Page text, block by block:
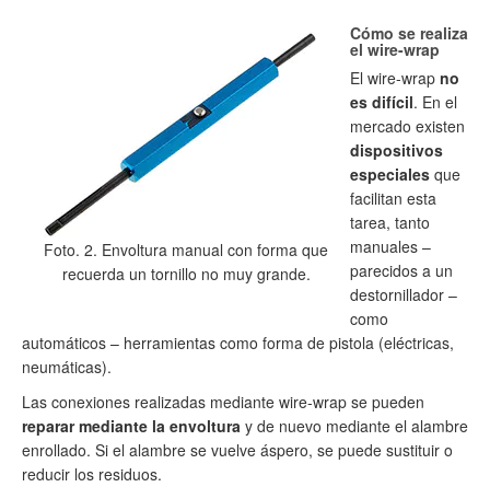
Foto. 2. Envoltura manual con forma que
recuerda un tornillo no muy grande.
Cómo se realiza
el wire-wrap
El wire-wrap no
es difícil. En el
mercado existen
dispositivos
especiales que
facilitan esta
tarea, tanto
manuales –
parecidos a un
destornillador –
como
automáticos – herramientas como forma de pistola (eléctricas,
neumáticas).
Las conexiones realizadas mediante wire-wrap se pueden
reparar mediante la envoltura y de nuevo mediante el alambre
enrollado. Si el alambre se vuelve áspero, se puede sustituir o
reducir los residuos.